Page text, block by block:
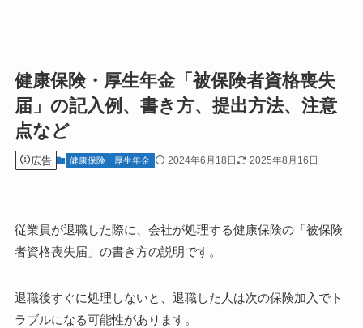
健康保険・厚生年金「被保険者資格喪失
届」の記入例、書き方、提出方法、注意
点など
広告 健康保険 厚生年金 2024年6月18日 2025年8月16日
従業員が退職した際に、会社が処理する健康保険の「被保険
者資格喪失届」の書き方の説明です。
退職後すぐに処理しないと、退職した人は次の保険加入でト
ラブルになる可能性があります。